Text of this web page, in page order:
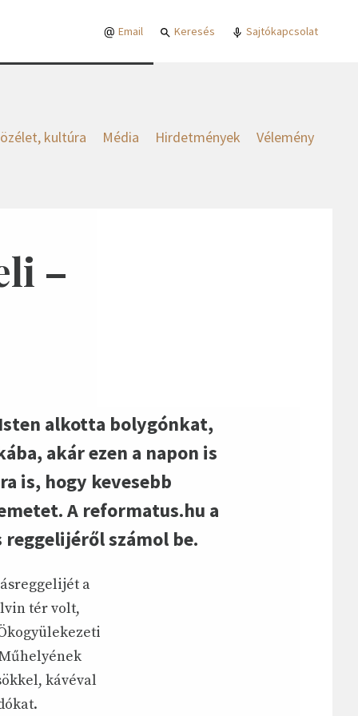
Email Keresés Sajtókapcsolat
kultúra Média Hirdetmények Vélemény
–
alkotta bolygónkat,
akár ezen a napon is
is, hogy kevesebb
A reformatus.hu a
számol be.
a
tér volt,
kávéval